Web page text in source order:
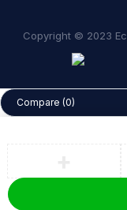
Copyright © 2023
Compare (0)